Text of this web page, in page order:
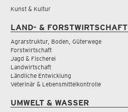
Kunst & Kultur
LAND- & FORSTWIRTSCHAFT
Agrarstruktur, Boden, Güterwege
Forstwirtschaft
Jagd & Fischerei
Landwirtschaft
Ländliche Entwicklung
Veterinär & Lebensmittelkontrolle
UMWELT & WASSER